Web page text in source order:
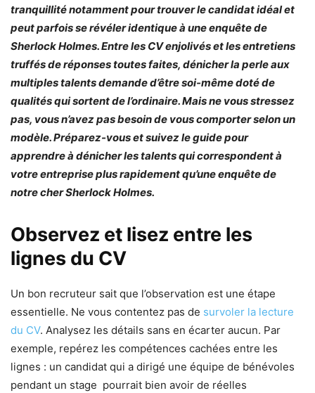
tranquillité notamment pour trouver le candidat idéal et
peut parfois se révéler identique à une enquête de
Sherlock Holmes. Entre les CV enjolivés et les entretiens
truffés de réponses toutes faites, dénicher la perle aux
multiples talents demande d’être soi-même doté de
qualités qui sortent de l’ordinaire. Mais ne vous stressez
pas, vous n’avez pas besoin de vous comporter selon un
modèle. Préparez-vous et suivez le guide pour
apprendre à dénicher les talents qui correspondent à
votre entreprise plus rapidement qu’une enquête de
notre cher Sherlock Holmes.
Observez et lisez entre les
lignes du CV
Un bon recruteur sait que l’observation est une étape
essentielle. Ne vous contentez pas de survoler la lecture
du CV. Analysez les détails sans en écarter aucun. Par
exemple, repérez les compétences cachées entre les
lignes : un candidat qui a dirigé une équipe de bénévoles
pendant un stage pourrait bien avoir de réelles